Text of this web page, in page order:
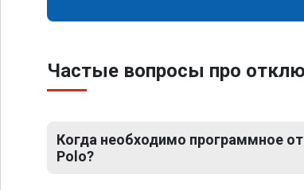
Частые вопросы про
Когда необходимо программное
Polo?